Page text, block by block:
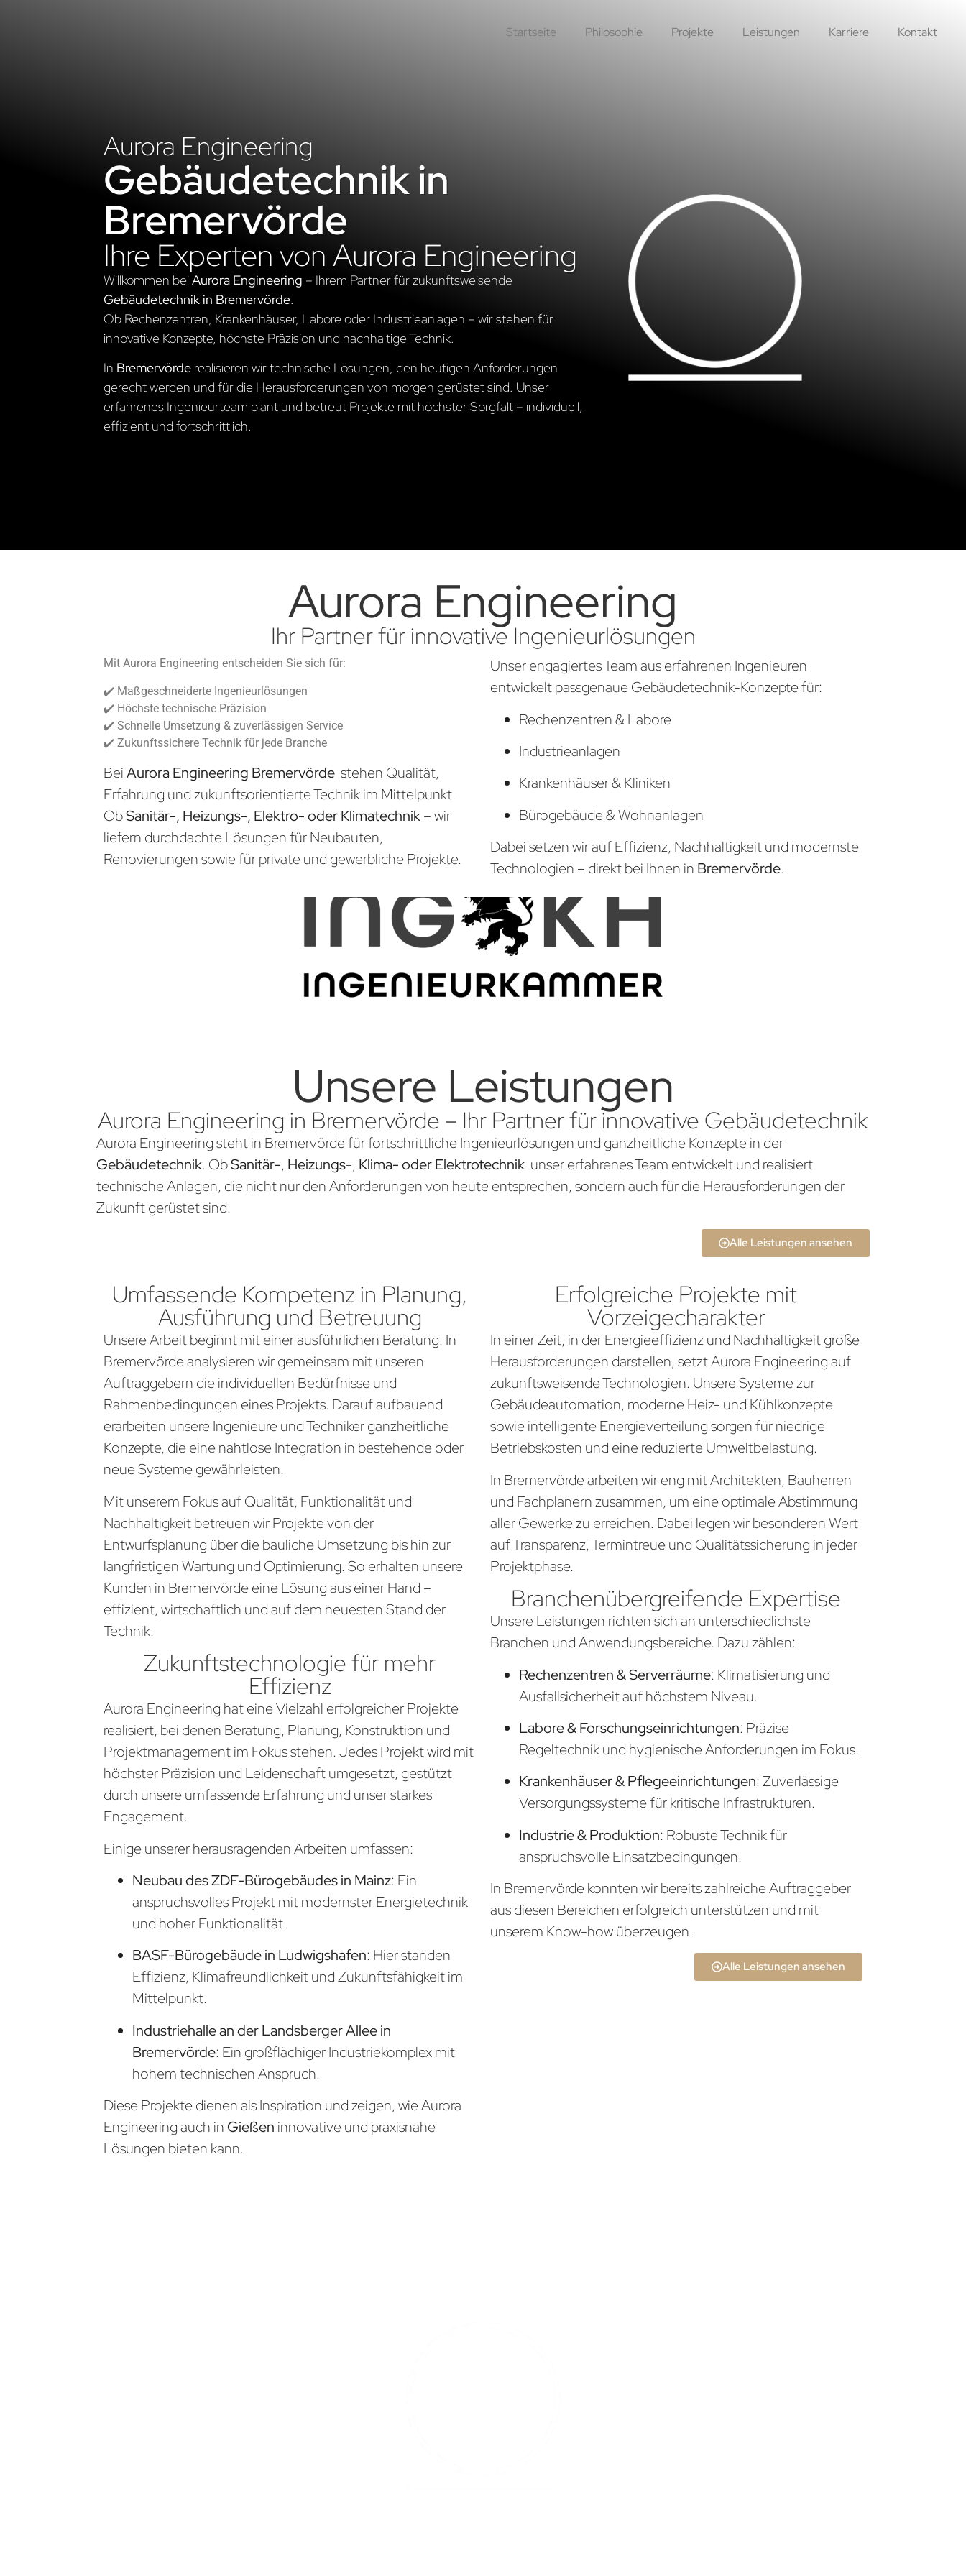
Startseite Philosophie Projekte Leistungen Karriere Kontakt
Aurora Engineering
Gebäudetechnik in
Bremervörde
Ihre Experten von Aurora Engineering
Willkommen beiAurora Engineering – Ihrem Partner für zukunftsweisende
Gebäudetechnik in Bremervörde.
Ob Rechenzentren, Krankenhäuser, Labore oder Industrieanlagen – wir stehen für
innovative Konzepte, höchste Präzision und nachhaltige Technik.
In Bremervörde realisieren wir technische Lösungen, den heutigen Anforderungen
gerecht werden und für die Herausforderungen von morgen gerüstet sind. Unser
erfahrenes Ingenieurteam plant und betreut Projekte mit höchster Sorgfalt – individuell,
effizient und fortschrittlich.
Aurora Engineering
Ihr Partner für innovative Ingenieurlösungen
Mit Aurora Engineering entscheiden Sie sich für:
✔️ Maßgeschneiderte Ingenieurlösungen
✔️ Höchste technische Präzision
✔️ Schnelle Umsetzung & zuverlässigen Service
✔️ Zukunftssichere Technik für jede Branche
BeiAurora Engineering Bremervörde stehen Qualität,
Erfahrung und zukunftsorientierte Technik im Mittelpunkt.
ObSanitär-, Heizungs-, Elektro- oder Klimatechnik– wir
liefern durchdachte Lösungen für Neubauten,
Renovierungen sowie für private und gewerbliche Projekte.
Unser engagiertes Team aus erfahrenen Ingenieuren
entwickelt passgenaue Gebäudetechnik-Konzepte für:
Rechenzentren & Labore
Industrieanlagen
Krankenhäuser & Kliniken
Bürogebäude & Wohnanlagen
Dabei setzen wir auf Effizienz, Nachhaltigkeit und modernste
Technologien – direkt bei Ihnen in Bremervörde.
Unsere Leistungen
Aurora Engineering in Bremervörde – Ihr Partner für innovative Gebäudetechnik
Aurora Engineering steht in Bremervörde für fortschrittliche Ingenieurlösungen und ganzheitliche Konzepte in der
Gebäudetechnik. ObSanitär-, Heizungs-, Klima- oder Elektrotechnik unser erfahrenes Team entwickelt und realisiert
technische Anlagen, die nicht nur den Anforderungen von heute entsprechen, sondern auch für die Herausforderungen der
Zukunft gerüstet sind.
Alle Leistungen ansehen
Umfassende Kompetenz in Planung,
Ausführung und Betreuung
Unsere Arbeit beginnt mit einer ausführlichen Beratung. In
Bremervörde analysieren wir gemeinsam mit unseren
Auftraggebern die individuellen Bedürfnisse und
Rahmenbedingungen eines Projekts. Darauf aufbauend
erarbeiten unsere Ingenieure und Techniker ganzheitliche
Konzepte, die eine nahtlose Integration in bestehende oder
neue Systeme gewährleisten.
Mit unserem Fokus auf Qualität, Funktionalität und
Nachhaltigkeit betreuen wir Projekte von der
Entwurfsplanung über die bauliche Umsetzung bis hin zur
langfristigen Wartung und Optimierung. So erhalten unsere
Kunden in Bremervörde eine Lösung aus einer Hand –
effizient, wirtschaftlich und auf dem neuesten Stand der
Technik.
Zukunftstechnologie für mehr
Effizienz
Aurora Engineering hat eine Vielzahl erfolgreicher Projekte
realisiert, bei denen Beratung, Planung, Konstruktion und
Projektmanagement im Fokus stehen. Jedes Projekt wird mit
höchster Präzision und Leidenschaft umgesetzt, gestützt
durch unsere umfassende Erfahrung und unser starkes
Engagement.
Einige unserer herausragenden Arbeiten umfassen:
Neubau des ZDF-Bürogebäudes in Mainz: Ein
anspruchsvolles Projekt mit modernster Energietechnik
und hoher Funktionalität.
BASF-Bürogebäude in Ludwigshafen: Hier standen
Effizienz, Klimafreundlichkeit und Zukunftsfähigkeit im
Mittelpunkt.
Industriehalle an der Landsberger Allee in
Bremervörde: Ein großflächiger Industriekomplex mit
hohem technischen Anspruch.
Diese Projekte dienen als Inspiration und zeigen, wie Aurora
Engineering auch in Gießen innovative und praxisnahe
Lösungen bieten kann.
Erfolgreiche Projekte mit
Vorzeigecharakter
In einer Zeit, in der Energieeffizienz und Nachhaltigkeit große
Herausforderungen darstellen, setzt Aurora Engineering auf
zukunftsweisende Technologien. Unsere Systeme zur
Gebäudeautomation, moderne Heiz- und Kühlkonzepte
sowie intelligente Energieverteilung sorgen für niedrige
Betriebskosten und eine reduzierte Umweltbelastung.
In Bremervörde arbeiten wir eng mit Architekten, Bauherren
und Fachplanern zusammen, um eine optimale Abstimmung
aller Gewerke zu erreichen. Dabei legen wir besonderen Wert
auf Transparenz, Termintreue und Qualitätssicherung in jeder
Projektphase.
Branchenübergreifende Expertise
Unsere Leistungen richten sich an unterschiedlichste
Branchen und Anwendungsbereiche. Dazu zählen:
Rechenzentren & Serverräume: Klimatisierung und
Ausfallsicherheit auf höchstem Niveau.
Labore & Forschungseinrichtungen: Präzise
Regeltechnik und hygienische Anforderungen im Fokus.
Krankenhäuser & Pflegeeinrichtungen: Zuverlässige
Versorgungssysteme für kritische Infrastrukturen.
Industrie & Produktion: Robuste Technik für
anspruchsvolle Einsatzbedingungen.
In Bremervörde konnten wir bereits zahlreiche Auftraggeber
aus diesen Bereichen erfolgreich unterstützen und mit
unserem Know-how überzeugen.
Alle Leistungen ansehen